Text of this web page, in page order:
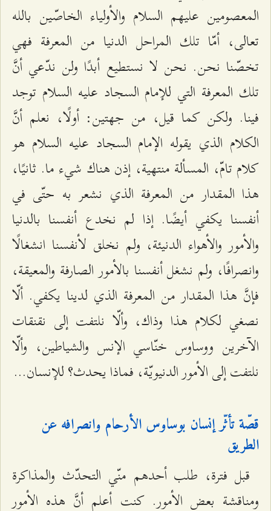
المعصومين عليهم السلام والأولياء الخاصّين بالله
تعالى، أمّا تلك المراحل الدنيا من المعرفة فهي
تخصّنا نحن. نحن لا نستطيع أبدًا ولن ندّعي أنَّ
تلك المعرفة التي للإمام السجاد عليه السلام توجد
فينا. ولكن كما قيل، من جهتين: أولًا، نعلم أنَّ
الكلام الذي يقوله الإمام السجاد عليه السلام هو
كلام تامّ، المسألة منتهية، إذن هناك شيء ما. ثانيًا،
هذا المقدار من المعرفة الذي نشعر به حتّى في
أنفسنا يكفي أيضًا. إذا لم نخدع أنفسنا بالدنيا
والأمور والأهواء الدنيئة، ولم نخلق لأنفسنا انشغالًا
وانصرافًا، ولم نشغل أنفسنا بالأمور الصارفة والمعيقة،
فإنَّ هذا المقدار من المعرفة الذي لدينا يكفي. ألّا
نصغي لكلام هذا وذاك، وألّا نلتفت إلى نقنقات
الآخرين ووساوس خنّاسي الإنس والشياطين، وألّا
نلتفت إلى الأمور الدنيويّة، فماذا يحدث؟ للإنسان...
قصّة تأثّر إنسان بوساوس الأرحام وانصرافه عن
الطريق
قبل فترة، طلب أحدهم منّي التحدّث والمذاكرة
ومناقشة بعض الأمور. كنت أعلم أنَّ هذه الأمور